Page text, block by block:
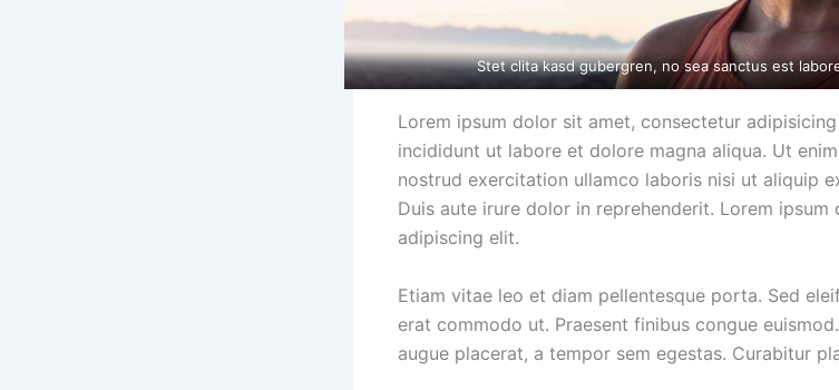
Stet clita kasd gubergren, no sea sanctus est
Lorem ipsum dolor sit amet, consectetur
incididunt ut labore et dolore magna aliqua. Ut
nostrud exercitation ullamco laboris nisi ut aliquip
Duis aute irure dolor in reprehenderit. Lorem
adipiscing elit.
Etiam vitae leo et diam pellentesque porta. Sed
erat commodo ut. Praesent finibus congue
augue placerat, a tempor sem egestas. Curabitur